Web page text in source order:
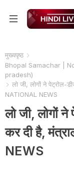
मुख्यपृष्ठ
Bhopal Samachar |
pradesh)
लो जी, लोगों ने पेट्रोल-
NATIONAL NEWS
लो जी, लोगों
कर दी है,
NEWS